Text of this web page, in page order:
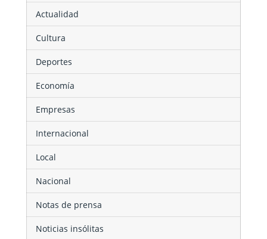
Actualidad
Cultura
Deportes
Economía
Empresas
Internacional
Local
Nacional
Notas de prensa
Noticias insólitas